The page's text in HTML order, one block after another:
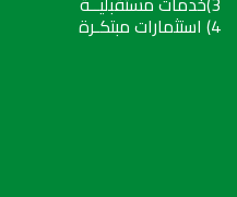
4) استثمارات مبتكـرة